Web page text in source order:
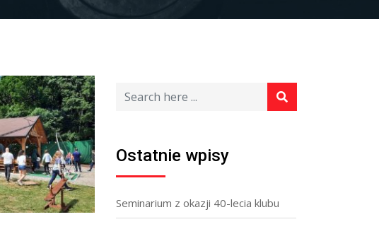
Ostatnie wpisy
Seminarium z okazji 40-lecia klubu